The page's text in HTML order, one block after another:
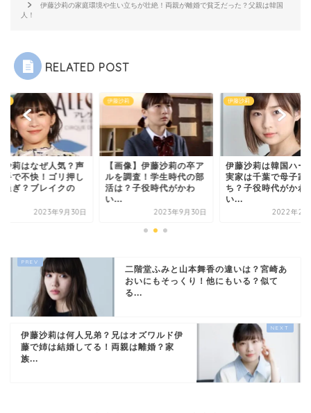
伊藤沙莉の家庭環境や生い立ちが壮絶！両親が離婚で貧乏だった？父親は韓国
人！
RELATED POST
沙莉はなぜ人気？声
手で不快！ゴリ押し
過ぎ？ブレイクの
2023年9月30日
伊藤沙莉
【画像】伊藤沙莉の卒ア
ルを調査！学生時代の部
活は？子役時代がかわ
い...
2023年9月30日
伊藤沙莉
伊藤沙莉は韓国ハー
実家は千葉で母子家
ち？子役時代がかわ
い...
2022年2
二階堂ふみと山本舞香の違いは？宮崎あ
おいにもそっくり！他にもいる？似て
る...
伊藤沙莉は何人兄弟？兄はオズワルド伊
藤で姉は結婚してる！両親は離婚？家
族...